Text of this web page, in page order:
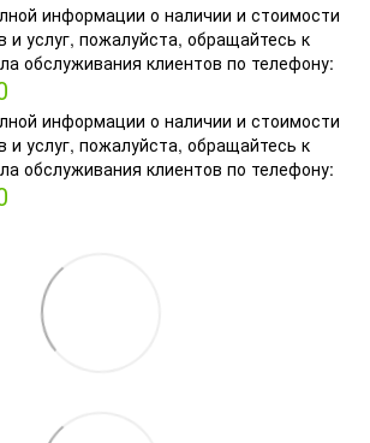
информации о наличии и стоимости
и услуг, пожалуйста, обращайтесь к
обслуживания клиентов по телефону:
информации о наличии и стоимости
и услуг, пожалуйста, обращайтесь к
обслуживания клиентов по телефону: